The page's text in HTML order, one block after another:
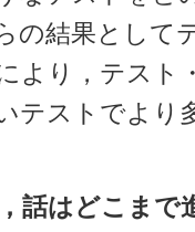
の結果として
より，テスト
テストでより
話はどこまで